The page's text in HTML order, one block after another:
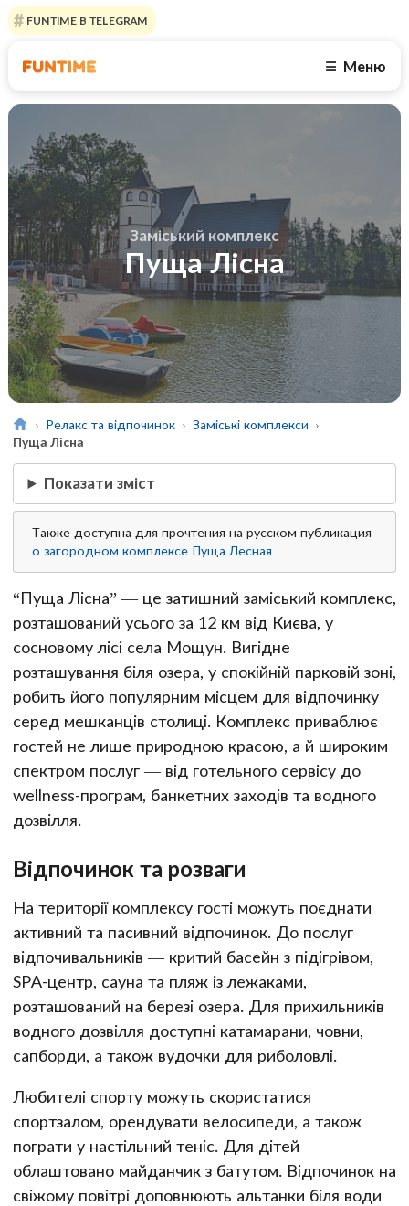
FUNTIME В TELEGRAM
☰ Меню
Заміський комплекс
Пуща Лісна
Релакс та відпочинок
Заміські комплекси
Пуща Лісна
Показати зміст
Также доступна для прочтения на русском публикация
о загородном комплексе Пуща Лесная
“Пуща Лісна” — це затишний заміський комплекс,
розташований усього за 12 км від Києва, у
сосновому лісі села Мощун. Вигідне
розташування біля озера, у спокійній парковій зоні,
робить його популярним місцем для відпочинку
серед мешканців столиці. Комплекс приваблює
гостей не лише природною красою, а й широким
спектром послуг — від готельного сервісу до
wellness-програм, банкетних заходів та водного
дозвілля.
Відпочинок та розваги
На території комплексу гості можуть поєднати
активний та пасивний відпочинок. До послуг
відпочивальників — критий басейн з підігрівом,
SPA-центр, сауна та пляж із лежаками,
розташований на березі озера. Для прихильників
водного дозвілля доступні катамарани, човни,
сапборди, а також вудочки для риболовлі.
Любителі спорту можуть скористатися
спортзалом, орендувати велосипеди, а також
пограти у настільний теніс. Для дітей
облаштовано майданчик з батутом. Відпочинок на
свіжому повітрі доповнюють альтанки біля води